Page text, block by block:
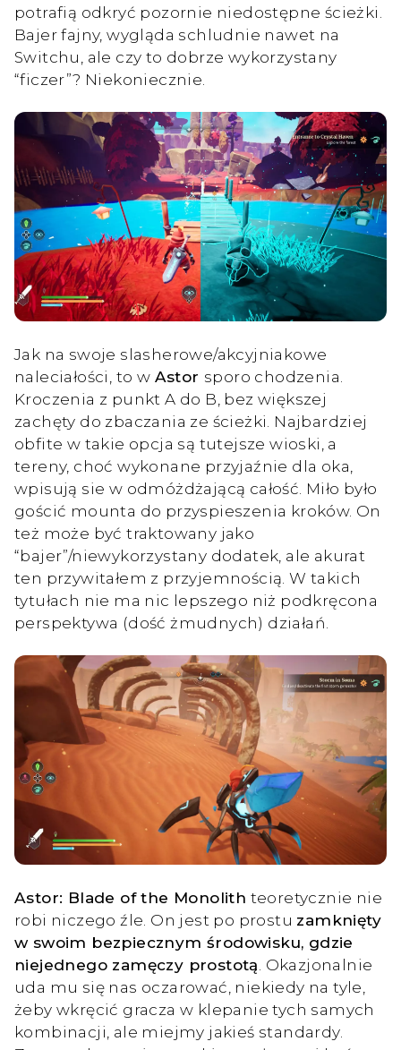
potrafią odkryć pozornie niedostępne ścieżki.
Bajer fajny, wygląda schludnie nawet na
Switchu, ale czy to dobrze wykorzystany
“ficzer”? Niekoniecznie.
Jak na swoje slasherowe/akcyjniakowe
naleciałości, to w Astor sporo chodzenia.
Kroczenia z punkt A do B, bez większej
zachęty do zbaczania ze ścieżki. Najbardziej
obfite w takie opcja są tutejsze wioski, a
tereny, choć wykonane przyjaźnie dla oka,
wpisują sie w odmóżdżającą całość. Miło było
gościć mounta do przyspieszenia kroków. On
też może być traktowany jako
“bajer”/niewykorzystany dodatek, ale akurat
ten przywitałem z przyjemnością. W takich
tytułach nie ma nic lepszego niż podkręcona
perspektywa (dość żmudnych) działań.
Astor: Blade of the Monolith teoretycznie nie
robi niczego źle. On jest po prostu zamknięty
w swoim bezpiecznym środowisku, gdzie
niejednego zamęczy prostotą . Okazjonalnie
uda mu się nas oczarować, niekiedy na tyle,
żeby wkręcić gracza w klepanie tych samych
kombinacji, ale miejmy jakieś standardy.